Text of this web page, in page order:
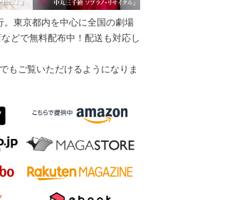
。東京都内を中心に全国の劇場
どで無料配布中！配送も対応し
もご覧いただけるようになりま